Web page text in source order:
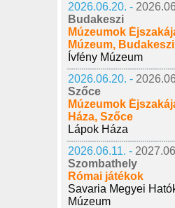
2026.06.20. -
Budakeszi
Múzeumok
Múzeum,
Ívfény Múzeum
2026.06.20. -
Szőce
Múzeumok
Háza, Szőce
Lápok Háza
2026.06.11. -
Szombathely
Római játékok
Savaria Megyei
Múzeum